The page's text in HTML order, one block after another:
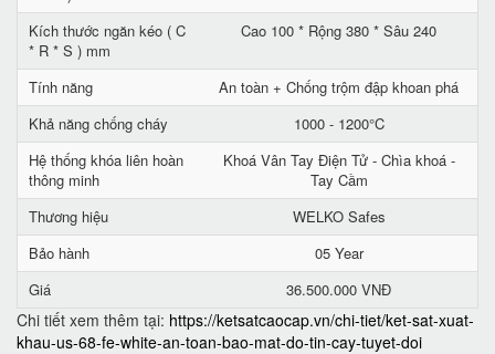
Kích thước ngăn kéo ( C
* R * S ) mm
Cao 100 * Rộng 380 * Sâu 240
Tính năng
An toàn + Chống trộm đập khoan phá
Khả năng chống cháy
1000 - 1200°C
Hệ thống khóa liên hoàn
thông minh
Khoá Vân Tay Điện Tử - Chìa khoá -
Tay Cầm
Thương hiệu
WELKO Safes
Bảo hành
05 Year
Giá
36.500.000 VNĐ
Chi tiết xem thêm tại: https://ketsatcaocap.vn/chi-tiet/ket-sat-xuat-
khau-us-68-fe-white-an-toan-bao-mat-do-tin-cay-tuyet-doi